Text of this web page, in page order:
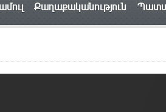
Քաղաքականություն